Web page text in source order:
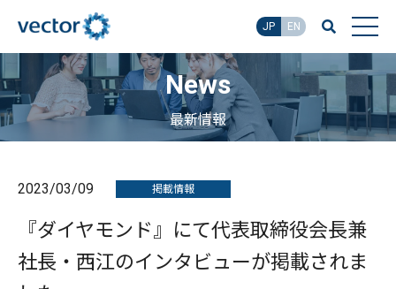
JP EN
News
最新情報
2023/03/09 掲載情報
『ダイヤモンド』にて代表取締役会長兼
社長・西江のインタビューが掲載されま